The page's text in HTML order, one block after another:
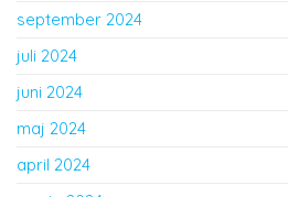
september 2024
juli 2024
juni 2024
maj 2024
april 2024